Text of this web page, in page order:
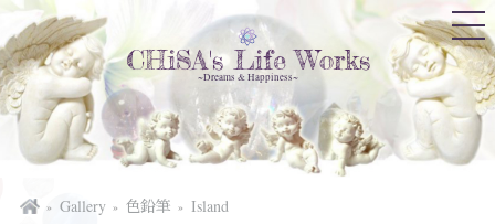
CHiSA's Life Works
~Dreams & Happiness~
Gallery 色鉛筆 Island